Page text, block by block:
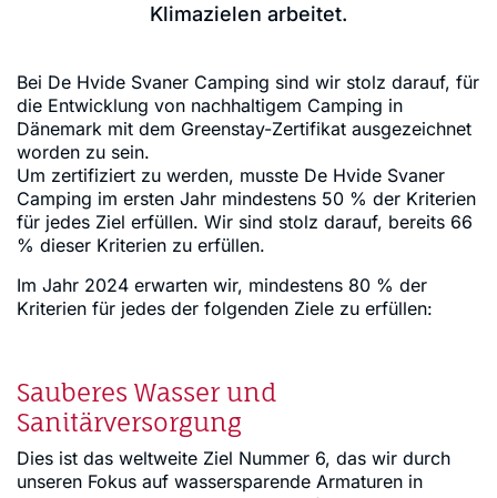
Klimazielen arbeitet.
Bei De Hvide Svaner Camping sind wir stolz darauf, für
die Entwicklung von nachhaltigem Camping in
Dänemark mit dem Greenstay-Zertifikat ausgezeichnet
worden zu sein.
Um zertifiziert zu werden, musste De Hvide Svaner
Camping im ersten Jahr mindestens 50 % der Kriterien
für jedes Ziel erfüllen. Wir sind stolz darauf, bereits 66
% dieser Kriterien zu erfüllen.
Im Jahr 2024 erwarten wir, mindestens 80 % der
Kriterien für jedes der folgenden Ziele zu erfüllen:
Sauberes Wasser und
Sanitärversorgung
Dies ist das weltweite Ziel Nummer 6, das wir durch
unseren Fokus auf wassersparende Armaturen in